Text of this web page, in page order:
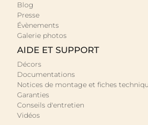
Blog
Presse
Évènements
Galerie photos
AIDE ET SUPPORT
Décors
Documentations
Notices de montage et fiches
Garanties
Conseils d'entretien
Vidéos